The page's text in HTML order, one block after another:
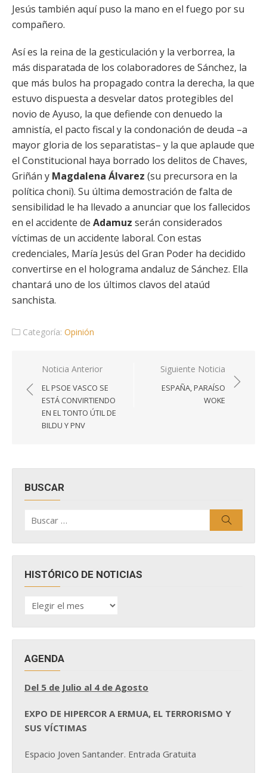
Jesús también aquí puso la mano en el fuego por su
compañero.
Así es la reina de la gesticulación y la verborrea, la
más disparatada de los colaboradores de Sánchez, la
que más bulos ha propagado contra la derecha, la que
estuvo dispuesta a desvelar datos protegibles del
novio de Ayuso, la que defiende con denuedo la
amnistía, el pacto fiscal y la condonación de deuda –a
mayor gloria de los separatistas– y la que aplaude que
el Constitucional haya borrado los delitos de Chaves,
Griñán y Magdalena Álvarez (su precursora en la
política choni). Su última demostración de falta de
sensibilidad le ha llevado a anunciar que los fallecidos
en el accidente de Adamuz serán considerados
víctimas de un accidente laboral. Con estas
credenciales, María Jesús del Gran Poder ha decidido
convertirse en el holograma andaluz de Sánchez. Ella
chantará uno de los últimos clavos del ataúd
sanchista.
Categoría: Opinión
Navegación
de
entradas
Noticia Anterior
EL PSOE VASCO SE
ESTÁ CONVIRTIENDO
EN EL TONTO ÚTIL DE
BILDU Y PNV
Siguiente Noticia
ESPAÑA, PARAÍSO
WOKE
BUSCAR
por:
HISTÓRICO DE NOTICIAS
HISTÓRICO
DE
AGENDA
Del 5 de Julio al 4 de Agosto
EXPO DE HIPERCOR A ERMUA, EL TERRORISMO Y
SUS VÍCTIMAS
Espacio Joven Santander. Entrada Gratuita